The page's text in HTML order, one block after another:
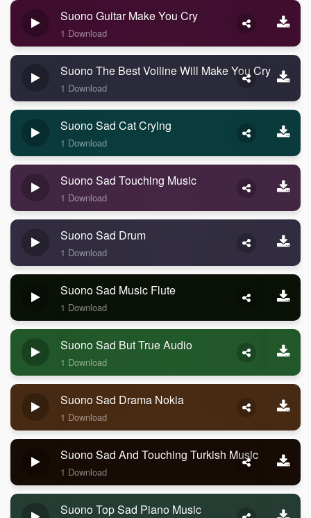
Suono Guitar Make You Cry
1 Download
Suono The Best Voiline Will Make You Cry
1 Download
Suono Sad Cat Crying
1 Download
Suono Sad Touching Music
1 Download
Suono Sad Drum
1 Download
Suono Sad Music Flute
1 Download
Suono Sad But True Audio
1 Download
Suono Sad Drama Nokia
1 Download
Suono Sad And Touching Turkish Music
1 Download
Suono Top Sad Piano Music